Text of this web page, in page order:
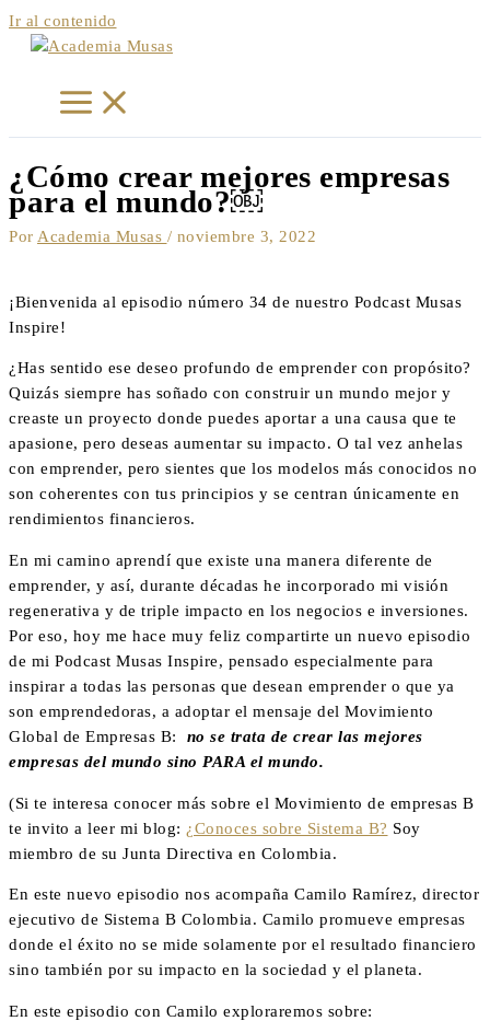
Ir al contenido
¿Cómo crear mejores empresas
para el mundo?￼
Por Academia Musas / noviembre 3, 2022
¡Bienvenida al episodio número 34 de nuestro Podcast Musas
Inspire!
¿Has sentido ese deseo profundo de emprender con propósito?
Quizás siempre has soñado con construir un mundo mejor y
creaste un proyecto donde puedes aportar a una causa que te
apasione, pero deseas aumentar su impacto. O tal vez anhelas
con emprender, pero sientes que los modelos más conocidos no
son coherentes con tus principios y se centran únicamente en
rendimientos financieros.
En mi camino aprendí que existe una manera diferente de
emprender, y así, durante décadas he incorporado mi visión
regenerativa y de triple impacto en los negocios e inversiones.
Por eso, hoy me hace muy feliz compartirte un nuevo episodio
de mi Podcast Musas Inspire, pensado especialmente para
inspirar a todas las personas que desean emprender o que ya
son emprendedoras, a adoptar el mensaje del Movimiento
Global de Empresas B: no se trata de crear las mejores
empresas del mundo sino PARA el mundo.
(Si te interesa conocer más sobre el Movimiento de empresas B
te invito a leer mi blog: ¿Conoces sobre Sistema B? Soy
miembro de su Junta Directiva en Colombia.
En este nuevo episodio nos acompaña Camilo Ramírez, director
ejecutivo de Sistema B Colombia. Camilo promueve empresas
donde el éxito no se mide solamente por el resultado financiero
sino también por su impacto en la sociedad y el planeta.
En este episodio con Camilo exploraremos sobre: